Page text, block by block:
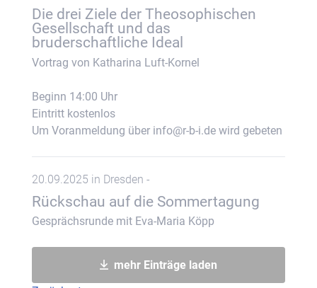
Die drei Ziele der Theosophischen
Gesellschaft und das
bruderschaftliche Ideal
Vortrag von Katharina Luft-Kornel
Beginn 14:00 Uhr
Eintritt kostenlos
Um Voranmeldung über info@r-b-i.de wird gebeten
20.09.2025 in Dresden -
Rückschau auf die Sommertagung
Gesprächsrunde mit Eva-Maria Köpp
mehr Einträge laden